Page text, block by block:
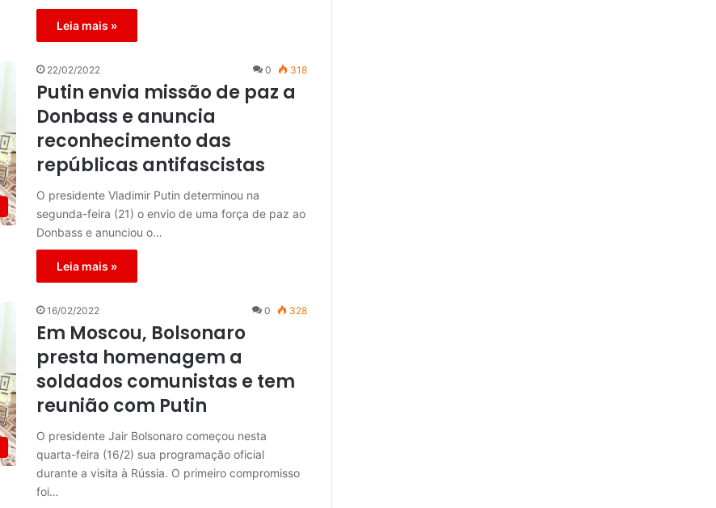
Leia mais »
22/02/2022 0 318
Putin envia missão de paz a
Donbass e anuncia
reconhecimento das
repúblicas antifascistas
O presidente Vladimir Putin determinou na
segunda-feira (21) o envio de uma força de paz ao
Donbass e anunciou o…
Leia mais »
16/02/2022 0 328
Em Moscou, Bolsonaro
presta homenagem a
soldados comunistas e tem
reunião com Putin
O presidente Jair Bolsonaro começou nesta
quarta-feira (16/2) sua programação oficial
durante a visita à Rússia. O primeiro compromisso
foi…